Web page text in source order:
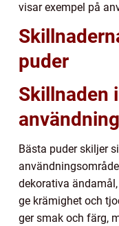
visar exempel på
puder
Skillnaden i
Bästa puder skiljer
dekorativa
ge krämighet och
ger smak och färg,